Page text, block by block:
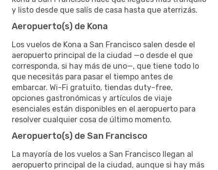
y listo desde que salís de casa hasta que aterrizás.
Aeropuerto(s) de Kona
Los vuelos de Kona a San Francisco salen desde el
aeropuerto principal de la ciudad —o desde el que
corresponda, si hay más de uno—, que tiene todo lo
que necesitás para pasar el tiempo antes de
embarcar. Wi-Fi gratuito, tiendas duty-free,
opciones gastronómicas y artículos de viaje
esenciales están disponibles en el aeropuerto para
resolver cualquier cosa de último momento.
Aeropuerto(s) de San Francisco
La mayoría de los vuelos a San Francisco llegan al
aeropuerto principal de la ciudad, aunque si hay más